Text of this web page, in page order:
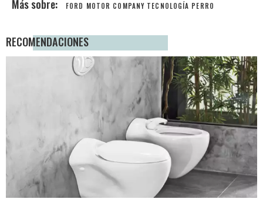
FORD MOTOR COMPANY TECNOLOGÍA PERRO
RECOMENDACIONES